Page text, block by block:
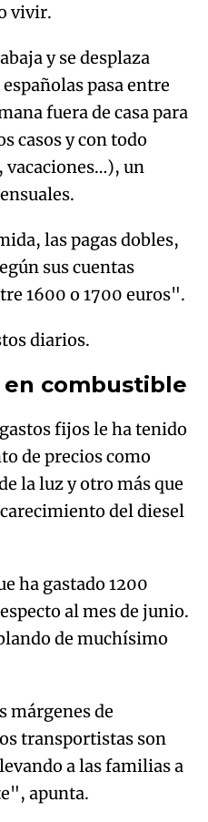
vivir.
y se desplaza
pasa entre
fuera de casa para
casos y con todo
vacaciones…), un
las pagas dobles,
sus cuentas
1600 o 1700 euros".
diarios.
en combustible
fijos le ha tenido
de precios como
la luz y otro más que
del diesel
ha gastado 1200
al mes de junio.
de muchísimo
márgenes de
transportistas son
a las familias a
apunta.